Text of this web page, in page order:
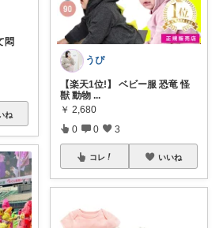
悶
ね
うぴ
【楽天1位!】 ベビー服 恐竜 怪
獣 動物 ...
￥ 2,680
0 0 3
コレ いいね